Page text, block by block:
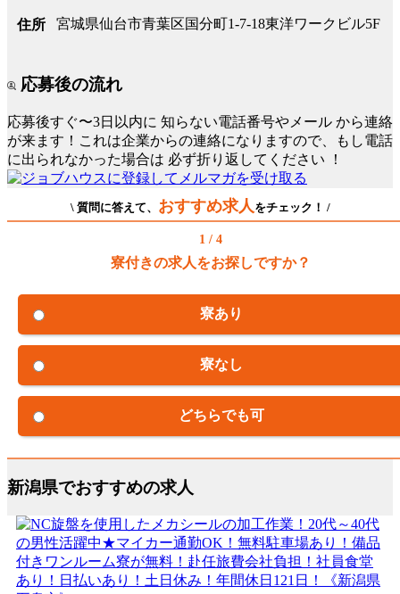
住所 宮城県仙台市青葉区国分町1-7-18東洋ワークビル5F
応募後の流れ
応募後すぐ〜3日以内に 知らない電話番号やメール から連絡
が来ます！これは企業からの連絡になりますので、もし電話
に出られなかった場合は 必ず折り返してください ！
\ 質問に答えて、 おすすめ求人 をチェック！ /
1 / 4
寮付きの求人をお探しですか？
寮あり
寮なし
どちらでも可
新潟県でおすすめの求人